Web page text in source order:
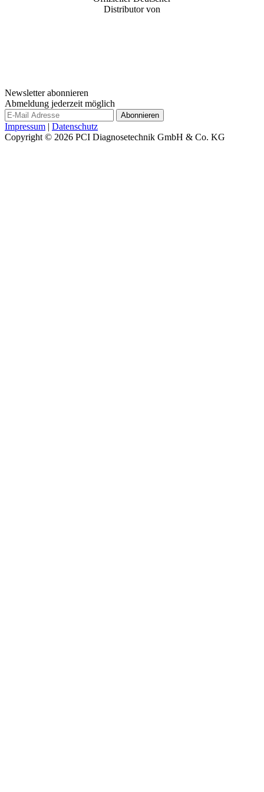
Distributor von
Newsletter abonnieren
Abmeldung jederzeit möglich
Impressum | Datenschutz
Copyright © 2026 PCI Diagnosetechnik GmbH & Co. KG